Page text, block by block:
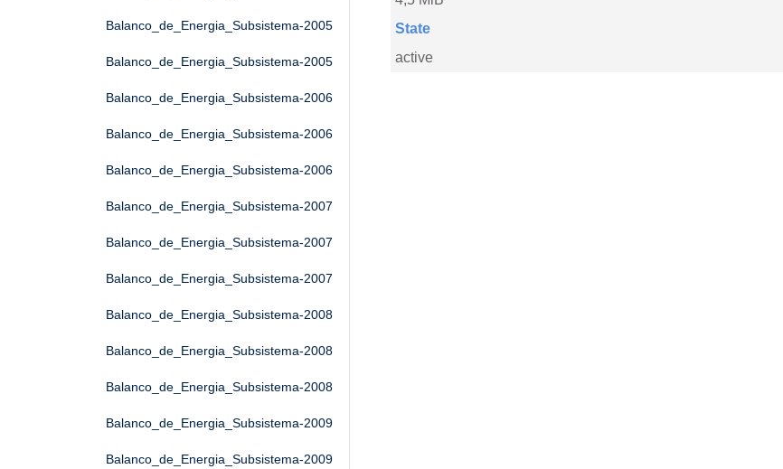
Balanco_de_Energia_Subsistema-2005
Balanco_de_Energia_Subsistema-2005
Balanco_de_Energia_Subsistema-2006
Balanco_de_Energia_Subsistema-2006
Balanco_de_Energia_Subsistema-2006
Balanco_de_Energia_Subsistema-2007
Balanco_de_Energia_Subsistema-2007
Balanco_de_Energia_Subsistema-2007
Balanco_de_Energia_Subsistema-2008
Balanco_de_Energia_Subsistema-2008
Balanco_de_Energia_Subsistema-2008
Balanco_de_Energia_Subsistema-2009
Balanco_de_Energia_Subsistema-2009
State
active